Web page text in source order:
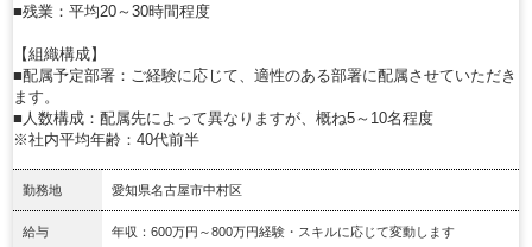
■残業：平均20～30時間程度
【組織構成】
■配属予定部署：ご経験に応じて、適性のある部署に配属させていただき
ます。
■人数構成：配属先によって異なりますが、概ね5～10名程度
※社内平均年齢：40代前半
勤務地 愛知県名古屋市中村区
給与 年収：600万円～800万円経験・スキルに応じて変動します